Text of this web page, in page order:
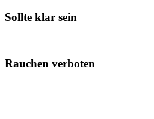
Sollte klar sein
Rauchen verboten